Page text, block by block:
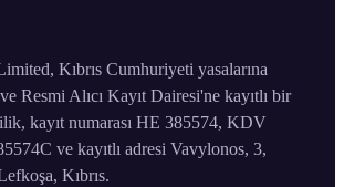
Kıbrıs Cumhuriyeti yasalarına
Resmi Alıcı Kayıt Dairesi'ne kayıtlı bir
kayıt numarası HE 385574, KDV
ve kayıtlı adresi Vavylonos, 3,
Kıbrıs.